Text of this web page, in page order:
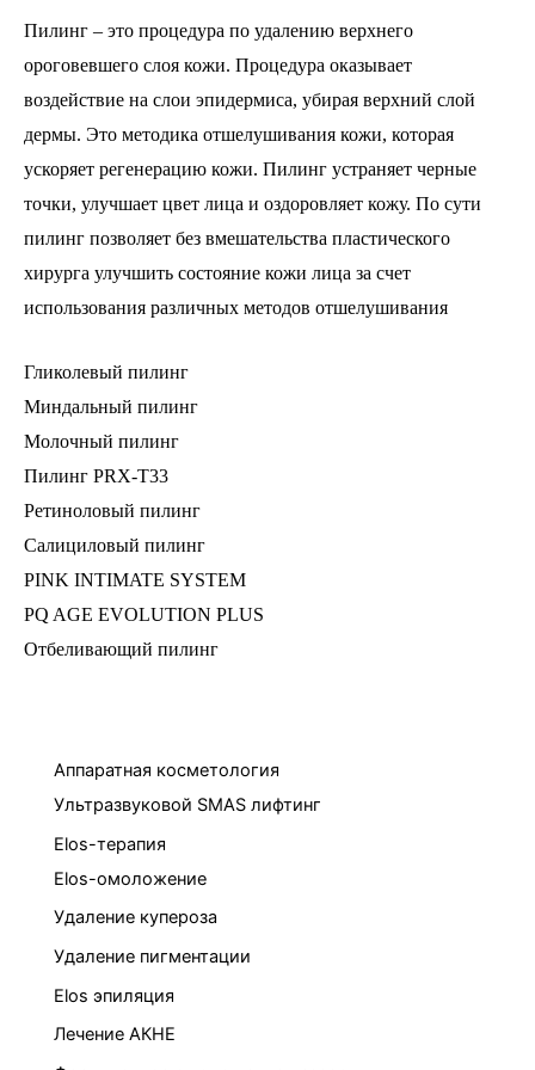
Аппаратная косметология
Ультразвуковой SMAS лифтинг
Elos-терапия
Elos-омоложение
Удаление купероза
Удаление пигментации
Elos эпиляция
Лечение АКНЕ
Пилинг – это процедура по удалению верхнего
ороговевшего слоя кожи. Процедура оказывает
воздействие на слои эпидермиса, убирая верхний слой
дермы. Это методика отшелушивания кожи, которая
ускоряет регенерацию кожи. Пилинг устраняет черные
точки, улучшает цвет лица и оздоровляет кожу. По сути
пилинг позволяет без вмешательства пластического
хирурга улучшить состояние кожи лица за счет
использования различных методов отшелушивания
Гликолевый пилинг
Миндальный пилинг
Молочный пилинг
Пилинг PRX-T33
Ретиноловый пилинг
Салициловый пилинг
PINK INTIMATE SYSTEM
PQ AGE EVOLUTION PLUS
Отбеливающий пилинг